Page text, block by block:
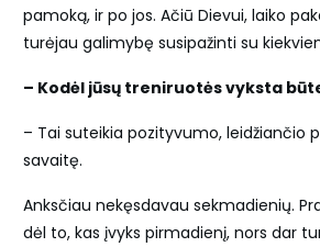
pamoką, ir po jos. Ačiū Dievui, laiko
turėjau galimybę susipažinti su
– Kodėl jūsų treniruotės vyksta
– Tai suteikia pozityvumo, leidžiančio
savaitę.
Anksčiau nekęsdavau sekmadienių.
dėl to, kas įvyks pirmadienį, nors dar